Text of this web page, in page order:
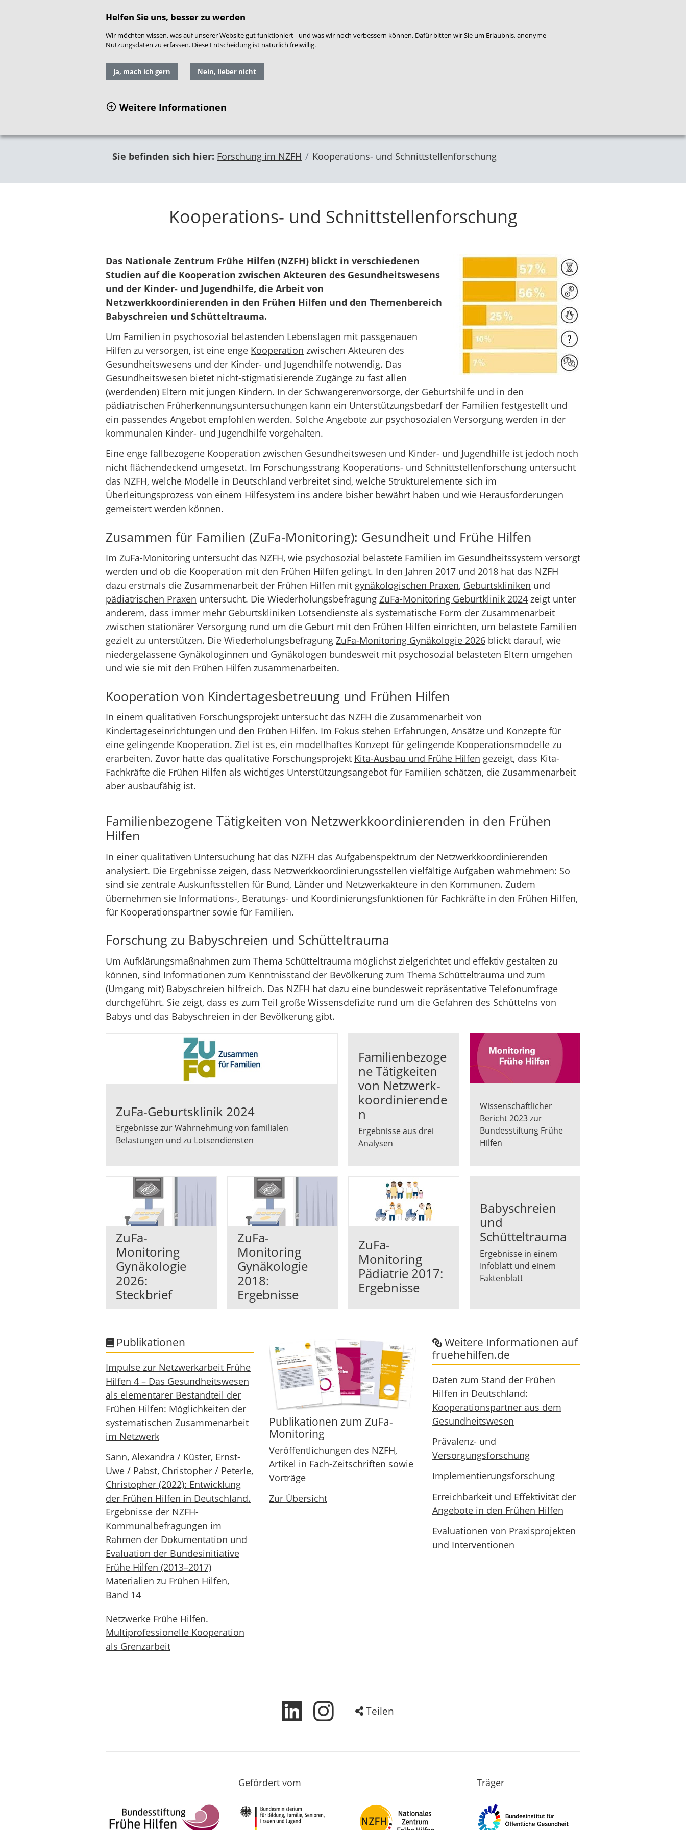
Helfen Sie uns, besser zu werden
Wir möchten wissen, was auf unserer Website gut funktioniert - und was wir noch verbessern können. Dafür bitten wir Sie um Erlaubnis, anonyme
Nutzungsdaten zu erfassen. Diese Entscheidung ist natürlich freiwillig.
Ja, mach ich gern Nein, lieber nicht
Weitere Informationen
Readspeaker| Gebärdensprache
Sie befinden sich hier: Forschung im NZFH Kooperations- und Schnittstellenforschung
Kooperations- und Schnittstellenforschung
Das Nationale Zentrum Frühe Hilfen (NZFH) blickt in verschiedenen
Studien auf die Kooperation zwischen Akteuren des Gesundheitswesens
und der Kinder- und Jugendhilfe, die Arbeit von
Netzwerkkoordinierenden in den Frühen Hilfen und den Themenbereich
Babyschreien und Schütteltrauma.
Um Familien in psychosozial belastenden Lebenslagen mit passgenauen
Hilfen zu versorgen, ist eine enge Kooperation zwischen Akteuren des
Gesundheitswesens und der Kinder- und Jugendhilfe notwendig. Das
Gesundheitswesen bietet nicht-stigmatisierende Zugänge zu fast allen
(werdenden) Eltern mit jungen Kindern. In der Schwangerenvorsorge, der Geburtshilfe und in den
pädiatrischen Früherkennungsuntersuchungen kann ein Unterstützungsbedarf der Familien festgestellt und
ein passendes Angebot empfohlen werden. Solche Angebote zur psychosozialen Versorgung werden in der
kommunalen Kinder- und Jugendhilfe vorgehalten.
Eine enge fallbezogene Kooperation zwischen Gesundheitswesen und Kinder- und Jugendhilfe ist jedoch noch
nicht flächendeckend umgesetzt. Im Forschungsstrang Kooperations- und Schnittstellenforschung untersucht
das NZFH, welche Modelle in Deutschland verbreitet sind, welche Strukturelemente sich im
Überleitungsprozess von einem Hilfesystem ins andere bisher bewährt haben und wie Herausforderungen
gemeistert werden können.
Zusammen für Familien (ZuFa-Monitoring): Gesundheit und Frühe Hilfen
Im ZuFa-Monitoring untersucht das NZFH, wie psychosozial belastete Familien im Gesundheitssystem versorgt
werden und ob die Kooperation mit den Frühen Hilfen gelingt. In den Jahren 2017 und 2018 hat das NZFH
dazu erstmals die Zusammenarbeit der Frühen Hilfen mit gynäkologischen Praxen, Geburtskliniken und
pädiatrischen Praxen untersucht. Die Wiederholungsbefragung ZuFa-Monitoring Geburtklinik 2024 zeigt unter
anderem, dass immer mehr Geburtskliniken Lotsendienste als systematische Form der Zusammenarbeit
zwischen stationärer Versorgung rund um die Geburt mit den Frühen Hilfen einrichten, um belastete Familien
gezielt zu unterstützen. Die Wiederholungsbefragung ZuFa-Monitoring Gynäkologie 2026 blickt darauf, wie
niedergelassene Gynäkologinnen und Gynäkologen bundesweit mit psychosozial belasteten Eltern umgehen
und wie sie mit den Frühen Hilfen zusammenarbeiten.
Kooperation von Kindertagesbetreuung und Frühen Hilfen
In einem qualitativen Forschungsprojekt untersucht das NZFH die Zusammenarbeit von
Kindertageseinrichtungen und den Frühen Hilfen. Im Fokus stehen Erfahrungen, Ansätze und Konzepte für
eine gelingende Kooperation. Ziel ist es, ein modellhaftes Konzept für gelingende Kooperationsmodelle zu
erarbeiten. Zuvor hatte das qualitative Forschungsprojekt Kita-Ausbau und Frühe Hilfen gezeigt, dass Kita-
Fachkräfte die Frühen Hilfen als wichtiges Unterstützungsangebot für Familien schätzen, die Zusammenarbeit
aber ausbaufähig ist.
Familienbezogene Tätigkeiten von Netzwerkkoordinierenden in den Frühen
Hilfen
In einer qualitativen Untersuchung hat das NZFH das Aufgabenspektrum der Netzwerkkoordinierenden
analysiert. Die Ergebnisse zeigen, dass Netzwerkkoordinierungsstellen vielfältige Aufgaben wahrnehmen: So
sind sie zentrale Auskunftsstellen für Bund, Länder und Netzwerkakteure in den Kommunen. Zudem
übernehmen sie Informations-, Beratungs- und Koordinierungsfunktionen für Fachkräfte in den Frühen Hilfen,
für Kooperationspartner sowie für Familien.
Forschung zu Babyschreien und Schütteltrauma
Um Aufklärungsmaßnahmen zum Thema Schütteltrauma möglichst zielgerichtet und effektiv gestalten zu
können, sind Informationen zum Kenntnisstand der Bevölkerung zum Thema Schütteltrauma und zum
(Umgang mit) Babyschreien hilfreich. Das NZFH hat dazu eine bundesweit repräsentative Telefonumfrage
durchgeführt. Sie zeigt, dass es zum Teil große Wissensdefizite rund um die Gefahren des Schüttelns von
Babys und das Babyschreien in der Bevölkerung gibt.
ZuFa-Geburtsklinik 2024
Ergebnisse zur Wahrnehmung von familialen
Belastungen und zu Lotsendiensten
Familienbezoge
ne Tätigkeiten
von Netzwerk­
koordinierende
n
Ergebnisse aus drei
Analysen
Wissenschaftlicher
Bericht 2023 zur
Bundesstiftung Frühe
Hilfen
ZuFa-
Monitoring
Gynäkologie
2026:
Steckbrief
ZuFa-
Monitoring
Gynäkologie
2018:
Ergebnisse
ZuFa-
Monitoring
Pädiatrie 2017:
Ergebnisse
Babyschreien
und
Schütteltrauma
Ergebnisse in einem
Infoblatt und einem
Faktenblatt
Publikationen
Impulse zur Netzwerkarbeit Frühe
Hilfen 4 – Das Gesundheitswesen
als elementarer Bestandteil der
Frühen Hilfen: Möglichkeiten der
systematischen Zusammenarbeit
im Netzwerk
Sann, Alexandra / Küster, Ernst-
Uwe / Pabst, Christopher / Peterle,
Christopher (2022): Entwicklung
der Frühen Hilfen in Deutschland.
Ergebnisse der NZFH-
Kommunalbefragungen im
Rahmen der Dokumentation und
Evaluation der Bundesinitiative
Frühe Hilfen (2013–2017)
Materialien zu Frühen Hilfen,
Band 14
Netzwerke Frühe Hilfen.
Multiprofessionelle Kooperation
als Grenzarbeit
Publikationen zum ZuFa-
Monitoring
Veröffentlichungen des NZFH,
Artikel in Fach-Zeitschriften sowie
Vorträge
Zur Übersicht
Weitere Informationen auf
fruehehilfen.de
Daten zum Stand der Frühen
Hilfen in Deutschland:
Kooperationspartner aus dem
Gesundheitswesen
Prävalenz- und
Versorgungsforschung
Implementierungsforschung
Erreichbarkeit und Effektivität der
Angebote in den Frühen Hilfen
Evaluationen von Praxisprojekten
und Interventionen
Teilen
Gefördert vom Träger